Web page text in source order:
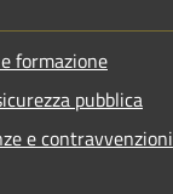
formazione
pubblica
e contravvenzioni